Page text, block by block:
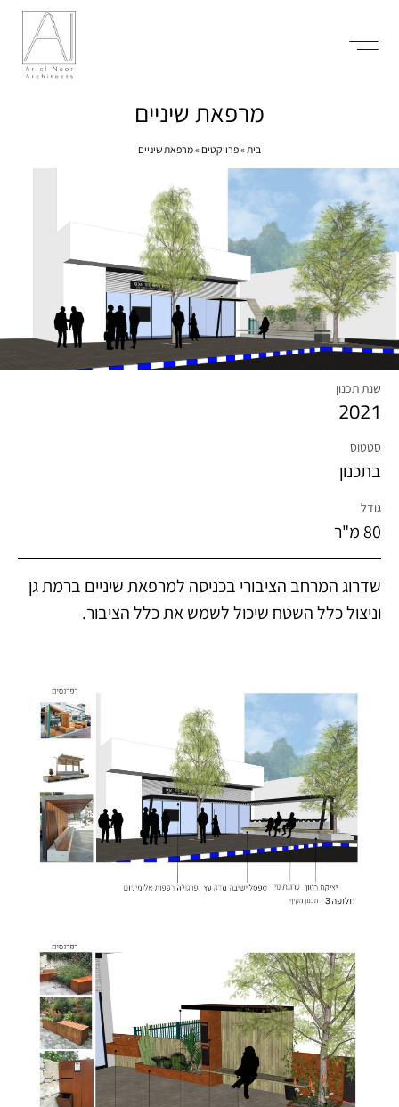
מרפאת שיניים
בית »פרויקטים»מרפאת שיניים
שדרוג המרחב הציבורי בכניסה למרפאת שיניים ברמת גן
וניצול כלל השטח שיכול לשמש את כלל הציבור.
שנת תכנון
2021
סטטוס
בתכנון
גודל
80 מ"ר